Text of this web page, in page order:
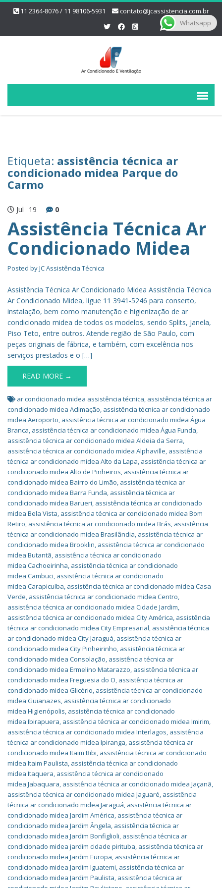
11 2364-8076 / 11 98106-5931 contato@jcassistencia.com.br
Etiqueta: assistência técnica ar
condicionado midea Parque do
Carmo
Jul 19 0
Assistência Técnica Ar
Condicionado Midea
Posted byJC Assistência Técnica
Assistência Técnica Ar Condicionado Midea Assistência Técnica
Ar Condicionado Midea, ligue 11 3941-5246 para conserto,
instalação, bem como manutenção e higienização de ar
condicionado midea de todos os modelos, sendo Splits, Janela,
Piso Teto, entre outros. Atende região de São Paulo, com
peças originais de fábrica, e também, com excelência nos
serviços prestados e o […]
READ MORE →
ar condicionado midea assistência técnica, assistência técnica ar
condicionado midea Aclimação, assistência técnica ar condicionado
midea Aeroporto, assistência técnica ar condicionado midea Água
Branca, assistência técnica ar condicionado midea Água Funda,
assistência técnica ar condicionado midea Aldeia da Serra,
assistência técnica ar condicionado midea Alphaville, assistência
técnica ar condicionado midea Alto da Lapa, assistência técnica ar
condicionado midea Alto de Pinheiros, assistência técnica ar
condicionado midea Bairro do Limão, assistência técnica ar
condicionado midea Barra Funda, assistência técnica ar
condicionado midea Barueri, assistência técnica ar condicionado
midea Bela Vista, assistência técnica ar condicionado midea Bom
Retiro, assistência técnica ar condicionado midea Brás, assistência
técnica ar condicionado midea Brasilândia, assistência técnica ar
condicionado midea Brooklin, assistência técnica ar condicionado
midea Butantã, assistência técnica ar condicionado
midea Cachoeirinha, assistência técnica ar condicionado
midea Cambuci, assistência técnica ar condicionado
midea Carapicuíba, assistência técnica ar condicionado midea Casa
Verde, assistência técnica ar condicionado midea Centro,
assistência técnica ar condicionado midea Cidade Jardim,
assistência técnica ar condicionado midea City América, assistência
técnica ar condicionado midea City Empresarial, assistência técnica
ar condicionado midea City Jaraguá, assistência técnica ar
condicionado midea City Pinheirinho, assistência técnica ar
condicionado midea Consolação, assistência técnica ar
condicionado midea Ermelino Matarazzo, assistência técnica ar
condicionado midea Freguesia do O, assistência técnica ar
condicionado midea Glicério, assistência técnica ar condicionado
midea Guianazes, assistência técnica ar condicionado
midea Higienópolis, assistência técnica ar condicionado
midea Ibirapuera, assistência técnica ar condicionado midea Imirim,
assistência técnica ar condicionado midea Interlagos, assistência
técnica ar condicionado midea Ipiranga, assistência técnica ar
condicionado midea Itaim Bibi, assistência técnica ar condicionado
midea Itaim Paulista, assistência técnica ar condicionado
midea Itaquera, assistência técnica ar condicionado
midea Jabaquara, assistência técnica ar condicionado midea Jaçanã,
assistência técnica ar condicionado midea Jaguaré, assistência
técnica ar condicionado midea Jaraguá, assistência técnica ar
condicionado midea Jardim América, assistência técnica ar
condicionado midea Jardim Ângela, assistência técnica ar
condicionado midea Jardim Bonfiglioli, assistência técnica ar
condicionado midea jardim cidade pirituba, assistência técnica ar
condicionado midea Jardim Europa, assistência técnica ar
condicionado midea Jardim Iguatemi, assistência técnica ar
condicionado midea Jardim Paulista, assistência técnica ar
Whatsapp